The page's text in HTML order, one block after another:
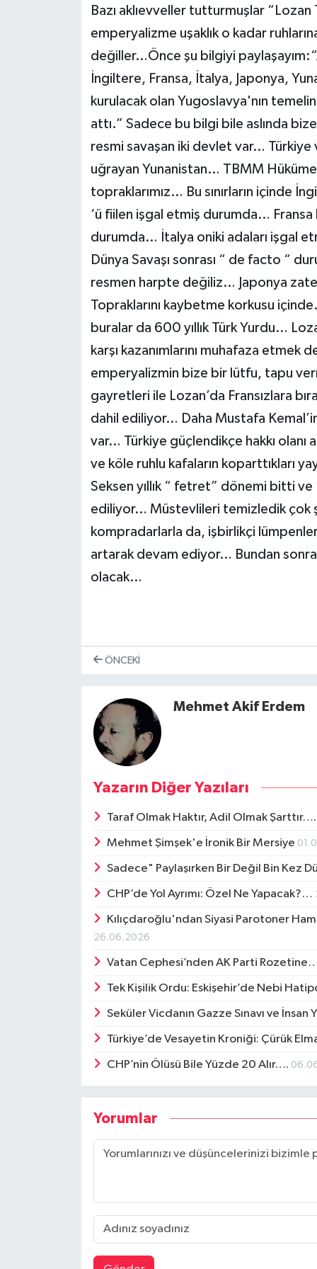
Bazı aklıevveller tutturmuşlar
emperyalizme uşaklık o kadar
değiller…Önce şu bilgiyi
İngiltere, Fransa, İtalya, Japonya,
kurulacak olan Yugoslavya'nın
attı.” Sadece bu bilgi bile aslında
resmi savaşan iki devlet var…
uğrayan Yunanistan… TBMM
topraklarımız… Bu sınırların içinde
‘ü fiilen işgal etmiş durumda… Fransa
durumda… İtalya oniki adaları işgal
Dünya Savaşı sonrası “ de facto “
resmen harpte değiliz… Japonya
Topraklarını kaybetme korkusu
buralar da 600 yıllık Türk Yurdu…
karşı kazanımlarını muhafaza
emperyalizmin bize bir lütfu, tapu
gayretleri ile Lozan’da Fransızlara
dahil ediliyor… Daha Mustafa
var… Türkiye güçlendikçe hakkı
ve köle ruhlu kafaların koparttıkları
Seksen yıllık “ fetret” dönemi bitti ve
ediliyor… Müstevlileri temizledik çok
kompradarlarla da, işbirlikçi
artarak devam ediyor… Bundan
olacak…
ÖNCEKI
Mehmet Akif Erdem
Yazarın Diğer Yazıları
Taraf Olmak Haktır, Adil Olmak Şarttır….
Mehmet Şimşek'e İronik Bir Mersiye
Sadece" Paylaşırken Bir Değil Bin Kez
CHP’de Yol Ayrımı: Özel Ne Yapacak?…
Kılıçdaroğlu'ndan Siyasi Parotoner
26.06.2026
Vatan Cephesi’nden AK Parti
Tek Kişilik Ordu: Eskişehir’de Nebi
Seküler Vicdanın Gazze Sınavı ve İnsan
Türkiye’de Vesayetin Kroniği: Çürük
CHP’nin Ölüsü Bile Yüzde 20 Alır….
Yorumlar